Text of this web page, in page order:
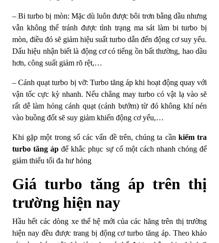
– Bi turbo bị mòn: Mặc dù luôn được bôi trơn bằng dầu nhưng
vẫn không thể tránh được tình trạng ma sát làm bi turbo bị
mòn, điều đó sẽ giảm hiệu suất turbo dẫn đến động cơ suy yếu.
Dấu hiệu nhận biết là động cơ có tiếng ồn bất thường, hao dầu
hơn, công suất giảm rõ rệt,…
– Cánh quạt turbo bị vỡ: Turbo tăng áp khi hoạt động quay với
vận tốc cực kỳ nhanh. Nếu chẳng may turbo có vật lạ vào sẽ
rất dễ làm hỏng cánh quạt (cánh bướm) từ đó không khí nén
vào buồng đốt sẽ suy giảm khiến động cơ yếu,…
Khi gặp một trong số các vấn đề trên, chúng ta cần kiểm tra
turbo tăng áp để khắc phục sự cố một cách nhanh chóng để
giảm thiểu tối đa hư hỏng
Giá turbo tăng áp trên thị
trường hiện nay
Hầu hết các dòng xe thế hệ mới của các hãng trên thị trường
hiện nay đều được trang bị động cơ turbo tăng áp. Theo khảo